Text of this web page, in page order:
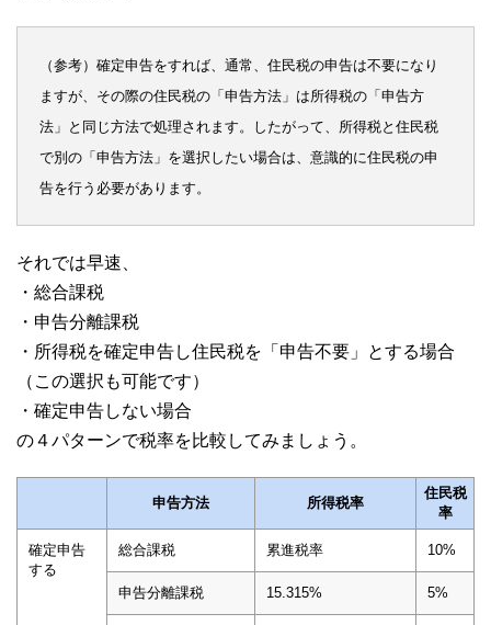
（参考）確定申告をすれば、通常、住民税の申告は不要になり
ますが、その際の住民税の「申告方法」は所得税の「申告方
法」と同じ方法で処理されます。したがって、所得税と住民税
で別の「申告方法」を選択したい場合は、意識的に住民税の申
告を行う必要があります。
それでは早速、
・総合課税
・申告分離課税
・所得税を確定申告し住民税を「申告不要」とする場合
（この選択も可能です）
・確定申告しない場合
の４パターンで税率を比較してみましょう。
申告方法 所得税率
住民税
率
確定申告
する
総合課税 累進税率 10%
申告分離課税 15.315% 5%